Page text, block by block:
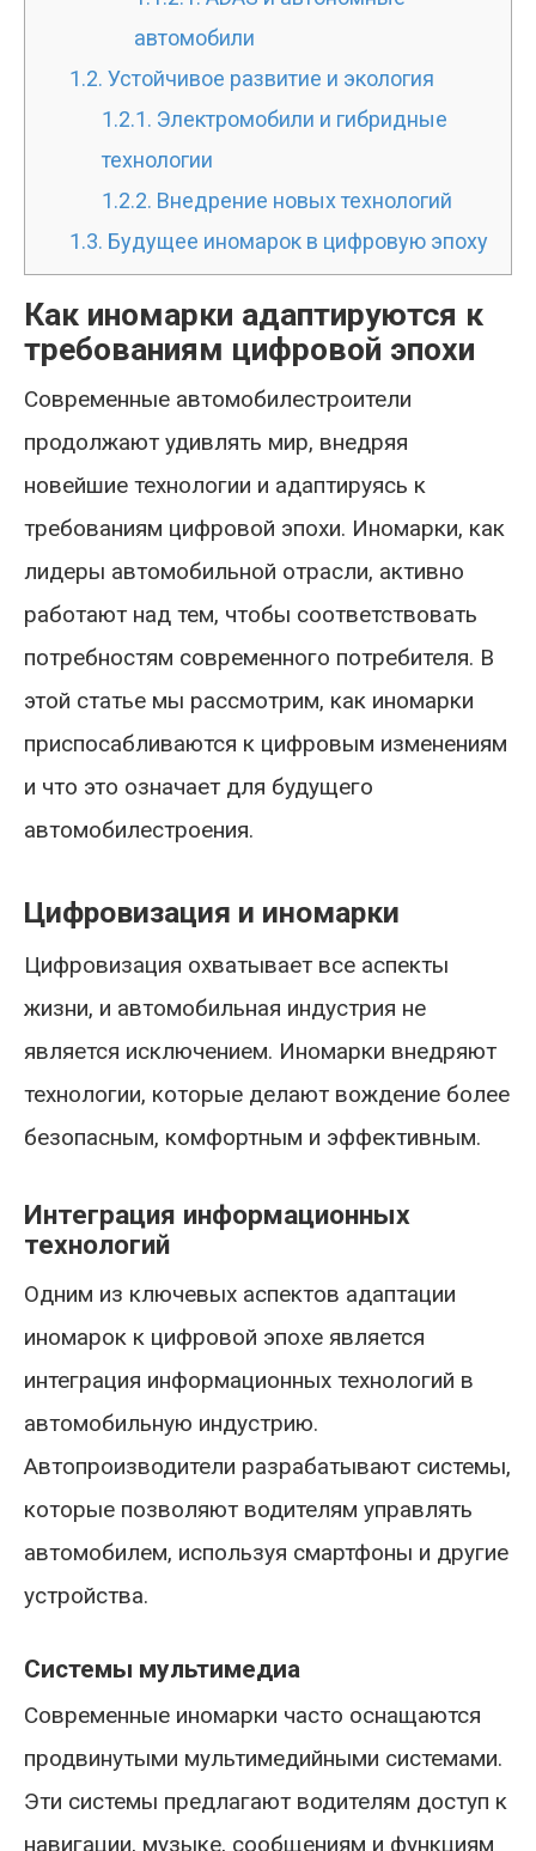
автомобили
1.2. Устойчивое развитие и экология
1.2.1. Электромобили и гибридные
технологии
1.2.2. Внедрение новых технологий
1.3. Будущее иномарок в цифровую эпоху
Как иномарки адаптируются к
требованиям цифровой эпохи
Современные автомобилестроители
продолжают удивлять мир, внедряя
новейшие технологии и адаптируясь к
требованиям цифровой эпохи. Иномарки, как
лидеры автомобильной отрасли, активно
работают над тем, чтобы соответствовать
потребностям современного потребителя. В
этой статье мы рассмотрим, как иномарки
приспосабливаются к цифровым изменениям
и что это означает для будущего
автомобилестроения.
Цифровизация и иномарки
Цифровизация охватывает все аспекты
жизни, и автомобильная индустрия не
является исключением. Иномарки внедряют
технологии, которые делают вождение более
безопасным, комфортным и эффективным.
Интеграция информационных
технологий
Одним из ключевых аспектов адаптации
иномарок к цифровой эпохе является
интеграция информационных технологий в
автомобильную индустрию.
Автопроизводители разрабатывают системы,
которые позволяют водителям управлять
автомобилем, используя смартфоны и другие
устройства.
Системы мультимедиа
Современные иномарки часто оснащаются
продвинутыми мультимедийными системами.
Эти системы предлагают водителям доступ к
навигации, музыке, сообщениям и функциям